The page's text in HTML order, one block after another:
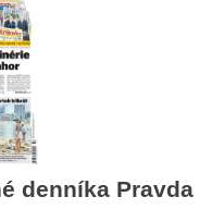
denníka Pravda